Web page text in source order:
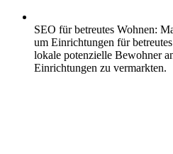
SEO für betreutes Wohnen:
um Einrichtungen für
lokale potenzielle Bewohner
Einrichtungen zu vermarkten.